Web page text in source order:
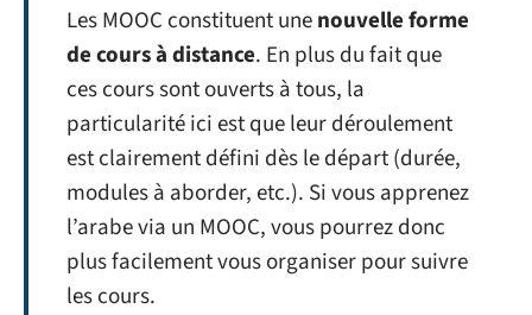
Les MOOC constituent unenouvelle forme
de cours à distance. En plus du fait que
ces cours sont ouverts à tous, la
particularité ici est que leur déroulement
est clairement défini dès le départ (durée,
modules à aborder, etc.). Si vous apprenez
l’arabe via un MOOC, vous pourrez donc
plus facilement vous organiser pour suivre
les cours.